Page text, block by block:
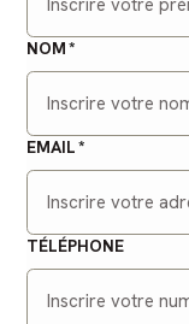
NOM
EMAIL
TÉLÉPHONE